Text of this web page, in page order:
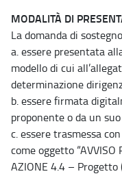
MODALITÀ DI
La domanda di
a. essere presentata
modello di cui
determinazione
b. essere firmata
proponente o da un
c. essere trasmessa
come oggetto “AVVISO
AZIONE 4.4 –